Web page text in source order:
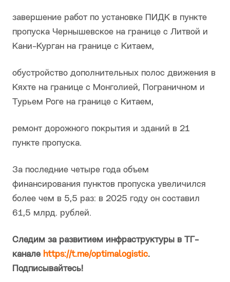
завершение работ по установке ПИДК в пункте
пропуска Чернышевское на границе с Литвой и
Кани-Курган на границе с Китаем,
обустройство дополнительных полос движения в
Кяхте на границе с Монголией, Пограничном и
Турьем Роге на границе с Китаем,
ремонт дорожного покрытия и зданий в 21
пункте пропуска.
За последние четыре года объем
финансирования пунктов пропуска увеличился
более чем в 5,5 раз: в 2025 году он составил
61,5 млрд. рублей.
Следим за развитием инфраструктуры в ТГ-
канале https://t.me/optimalogistic.
Подписывайтесь!